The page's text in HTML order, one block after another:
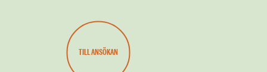
TILL ANSÖKAN